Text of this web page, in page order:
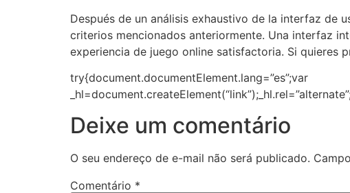
Después de un análisis exhaustivo de la interfaz de
criterios mencionados anteriormente. Una interfaz
experiencia de juego online satisfactoria. Si quieres
try{document.documentElement.lang=”es”;var
Deixe um comentário
O seu endereço de e-mail não será publicado.
Comentário *